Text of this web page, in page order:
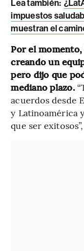
Lea también:
impuestos
muestran el
Por el
creando un
pero dijo que
mediano plazo.
acuerdos desde
y Latinoamérica
que ser